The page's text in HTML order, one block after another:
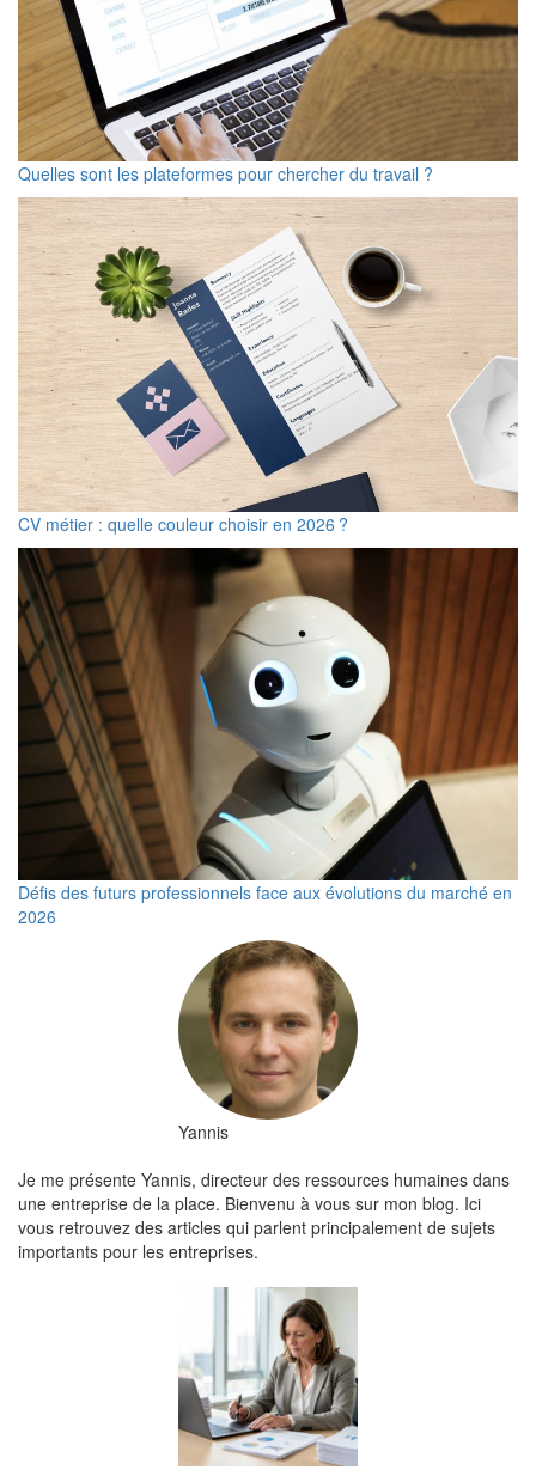
Quelles sont les plateformes pour chercher du travail ?
CV métier : quelle couleur choisir en 2026 ?
Défis des futurs professionnels face aux évolutions du marché en
2026
Yannis
Je me présente Yannis, directeur des ressources humaines dans
une entreprise de la place. Bienvenu à vous sur mon blog. Ici
vous retrouvez des articles qui parlent principalement de sujets
importants pour les entreprises.